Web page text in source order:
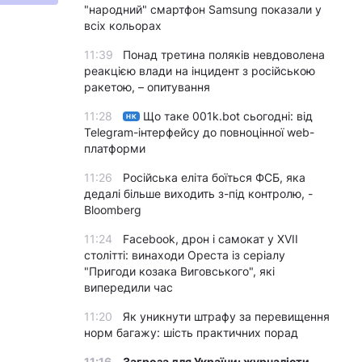
"народний" смартфон Samsung показали у
всіх кольорах
11:39
Понад третина поляків невдоволена
реакцією влади на інцидент з російською
ракетою, – опитування
11:28 НК
Що таке 001k.bot сьогодні: від
Telegram-інтерфейсу до повноцінної web-
платформи
11:26
Російська еліта боїться ФСБ, яка
дедалі більше виходить з-під контролю, -
Bloomberg
11:24
Facebook, дрон і самокат у XVII
столітті: винаходи Ореста із серіалу
"Пригоди козака Виговського", які
випередили час
11:20
Як уникнути штрафу за перевищення
норм багажу: шість практичних порад